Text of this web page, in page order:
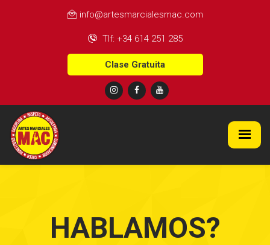
info@artesmarcialesmac.com
Tlf: +34 614 251 285
Clase Gratuita
HABLAMOS?